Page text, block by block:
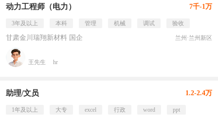
动力工程师（电力） 7千-1万
3年及以上 本科 管理 机械 调试 验收
甘肃金川瑞翔新材料 国企 兰州·兰州新区
王先生 hr
助理/文员 1.2-2.4万
1年及以上 大专 excel 行政 word ppt